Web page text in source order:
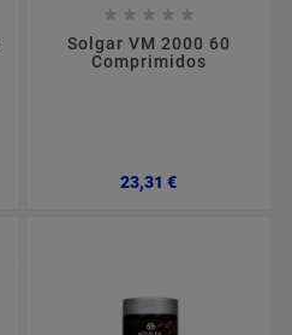
    
Solgar VM 2000 60
Comprimidos
23,31 €Preço